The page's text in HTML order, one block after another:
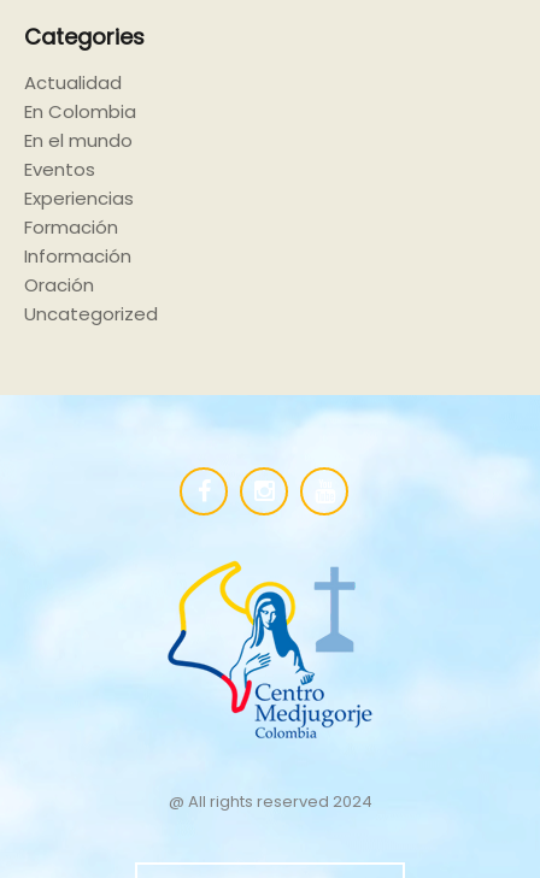
Categories
Actualidad
En Colombia
En el mundo
Eventos
Experiencias
Formación
Información
Oración
Uncategorized
@ All rights reserved 2024